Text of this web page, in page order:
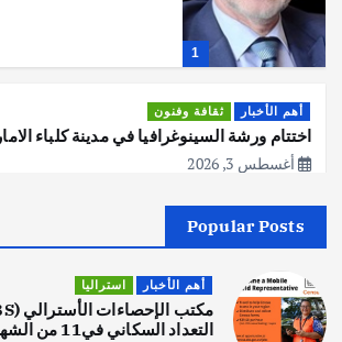
1
أهم الأخبار ثقافة وفنون
اختتام ورشة السينوغرافيا في مدينة كلباء
أغسطس 3, 2026
2
اصبح بطلاً لأستراليا
يوليو 30, 2026
Popular Posts
أهم الأخبار استراليا
التعداد السكاني في11 من الشهر المقبل